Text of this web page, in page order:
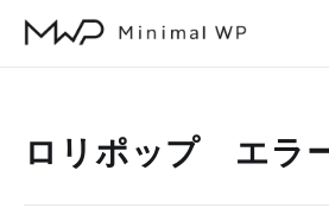
ロリポップ エラ